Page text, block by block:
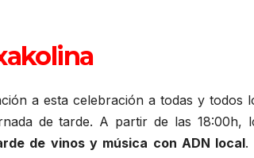
a esta celebración a todas y todos
de tarde. A partir de las 18:00h,
de vinos y música con ADN local.